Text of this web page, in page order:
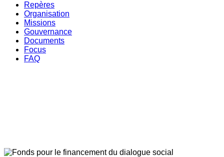
Repères
Organisation
Missions
Gouvernance
Documents
Focus
FAQ